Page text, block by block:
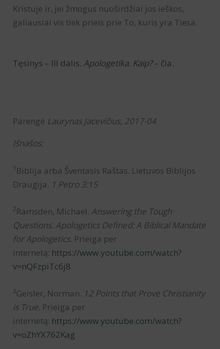
Kristuje ir, jei žmogus nuoširdžiai jos ieškos,
galiausiai vis tiek prieis prie To, kuris yra Tiesa.
Tęsinys – III dalis.Apologetika. Kaip?– čia.
Parengė Laurynas Jacevičius, 2017-04
Išnašos:
1 Biblija arba Šventasis Raštas. Lietuvos Biblijos
Draugija. 1 Petro 3:15
2Ramsden, Michael.Answering the Tough
Questions. Apologetics Defined: A Biblical Mandate
for Apologetics. Prieiga per
internetą: https://www.youtube.com/watch?
v=nQFzpiTc6j8
3Geisler, Norman. 12 Points that Prove Christianity
is True. Prieiga per
internetą: https://www.youtube.com/watch?
v=oZhYX762Kag